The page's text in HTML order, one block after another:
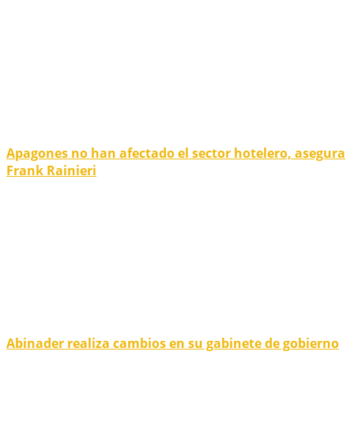
Apagones no han afectado el sector hotelero, asegura
Frank Rainieri
Abinader realiza cambios en su gabinete de gobierno